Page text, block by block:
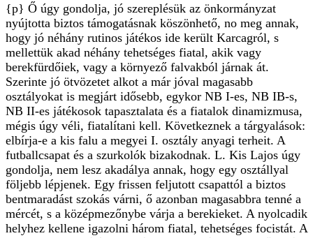
{p} Ő úgy gondolja, jó szereplésük az önkormányzat
nyújtotta biztos támogatásnak köszönhető, no meg annak,
hogy jó néhány rutinos játékos ide került Karcagról, s
mellettük akad néhány tehetséges fiatal, akik vagy
berekfürdőiek, vagy a környező falvakból járnak át.
Szerinte jó ötvözetet alkot a már jóval magasabb
osztályokat is megjárt idősebb, egykor NB I-es, NB IB-s,
NB II-es játékosok tapasztalata és a fiatalok dinamizmusa,
mégis úgy véli, fiatalítani kell. Következnek a tárgyalások:
elbírja-e a kis falu a megyei I. osztály anyagi terheit. A
futballcsapat és a szurkolók bizakodnak. L. Kis Lajos úgy
gondolja, nem lesz akadálya annak, hogy egy osztállyal
följebb lépjenek. Egy frissen feljutott csapattól a biztos
bentmaradást szokás várni, ő azonban magasabbra tenné a
mércét, s a középmezőnybe várja a berekieket. A nyolcadik
helyhez kellene igazolni három fiatal, tehetséges focistát. A